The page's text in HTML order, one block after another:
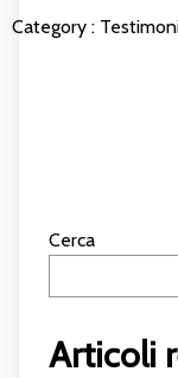
Category :
Cerca
Articoli